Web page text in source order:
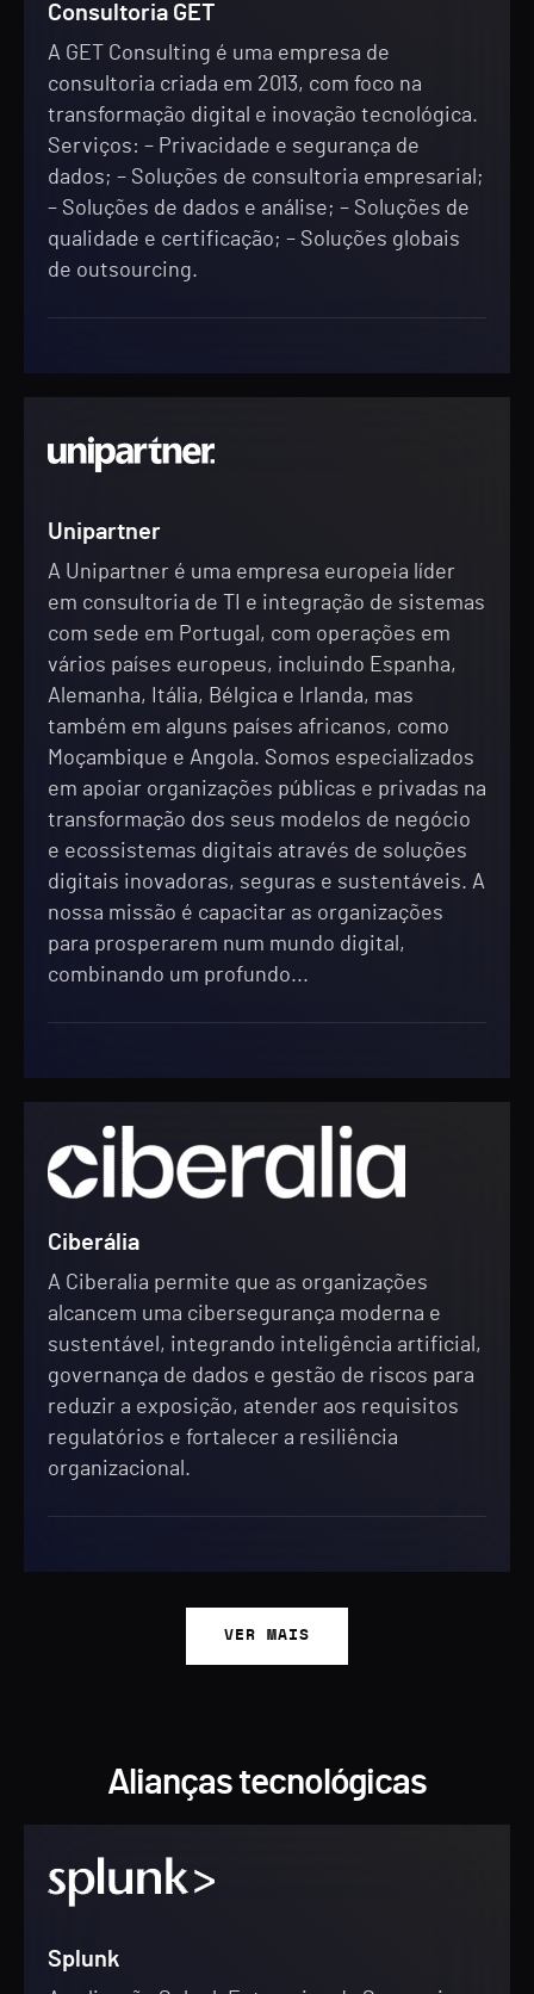
Consultoria GET
A GET Consulting é uma empresa de
consultoria criada em 2013, com foco na
transformação digital e inovação tecnológica.
Serviços: – Privacidade e segurança de
dados; – Soluções de consultoria empresarial;
– Soluções de dados e análise; – Soluções de
qualidade e certificação; – Soluções globais
de outsourcing.
Unipartner
A Unipartner é uma empresa europeia líder
em consultoria de TI e integração de sistemas
com sede em Portugal, com operações em
vários países europeus, incluindo Espanha,
Alemanha, Itália, Bélgica e Irlanda, mas
também em alguns países africanos, como
Moçambique e Angola. Somos especializados
em apoiar organizações públicas e privadas na
transformação dos seus modelos de negócio
e ecossistemas digitais através de soluções
digitais inovadoras, seguras e sustentáveis. A
nossa missão é capacitar as organizações
para prosperarem num mundo digital,
combinando um profundo...
Ciberália
A Ciberalia permite que as organizações
alcancem uma cibersegurança moderna e
sustentável, integrando inteligência artificial,
governança de dados e gestão de riscos para
reduzir a exposição, atender aos requisitos
regulatórios e fortalecer a resiliência
organizacional.
VER MAIS
Alianças tecnológicas
Splunk